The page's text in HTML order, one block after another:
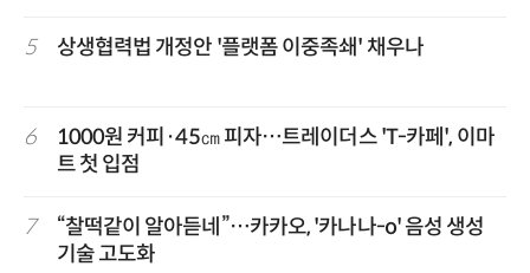
5 상생협력법 개정안 '플랫폼 이중족쇄' 채우나
6
1000원 커피·45㎝ 피자…트레이더스 'T-카페', 이마
트 첫 입점
7
“찰떡같이 알아듣네”…카카오, '카나나-o' 음성 생성
기술 고도화